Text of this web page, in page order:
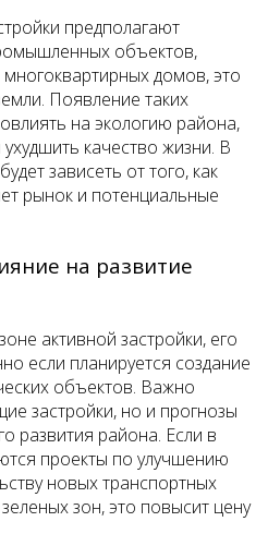
предполагают
объектов,
многоквартирных домов, это
Появление таких
на экологию района,
качество жизни. В
зависеть от того, как
рынок и потенциальные
на развитие
активной застройки, его
если планируется создание
объектов. Важно
застройки, но и прогнозы
развития района. Если в
проекты по улучшению
новых транспортных
зон, это повысит цену